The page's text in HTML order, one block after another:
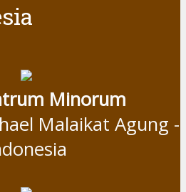
Minorum
Malaikat Agung -